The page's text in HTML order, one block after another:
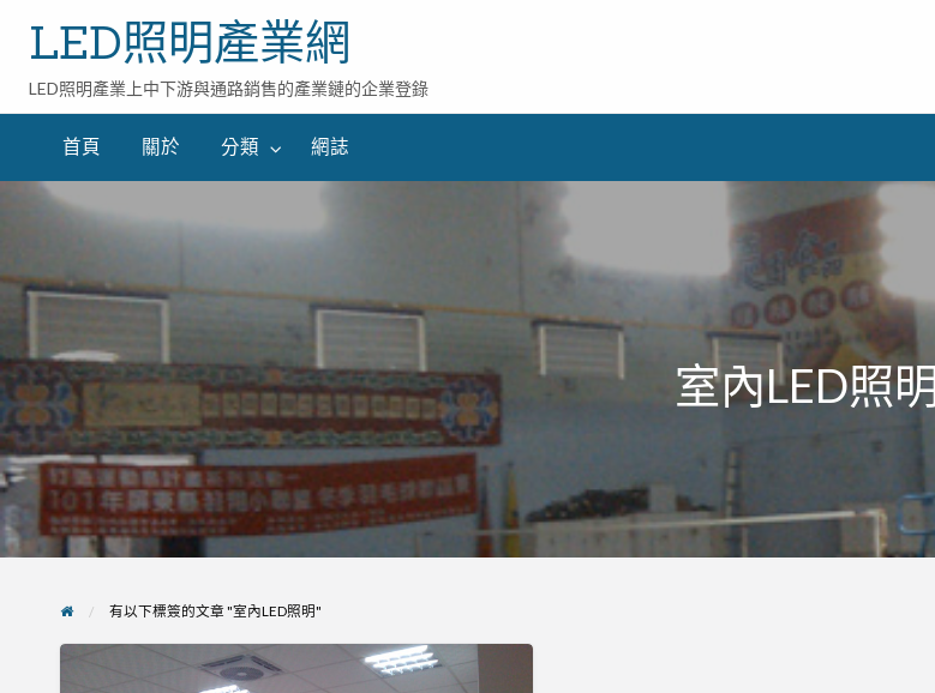
LED照明產業網
LED照明產業上中下游與通路銷售的產業鏈的企業登錄
首頁 關於 分類 網誌
室內LED照明
有以下標簽的文章 "室內LED照明"